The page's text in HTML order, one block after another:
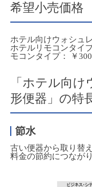
希望小売価格
ホテル向けウォシュ
ホテルリモコンタイ
モコンタイプ： ￥
「ホテル向
形便器」の特
節水
古い便器から取り替
料金の節約につながり